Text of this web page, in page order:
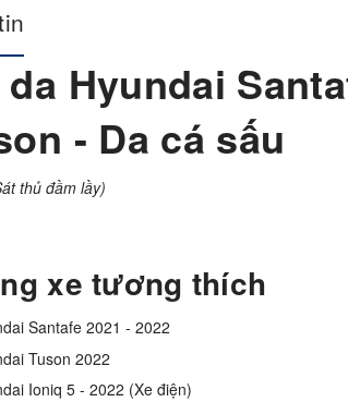
da Hyundai
- Da cá sấu
thủ đầm lầy)
xe tương thích
Santafe 2021 - 2022
Tuson 2022
Ioniq 5 - 2022 (Xe điện)